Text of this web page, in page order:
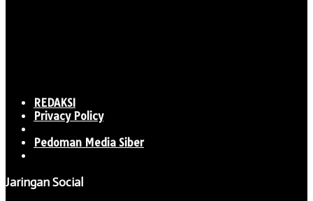
REDAKSI
Privacy Policy
Pedoman Media Siber
Jaringan Social